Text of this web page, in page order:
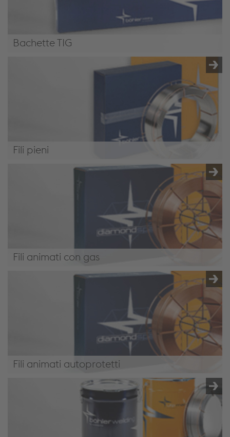
Bachette TIG
Fili pieni
Fili animati con gas
Fili animati con gas
Fili animati autoprotetti
Fili animati autoprotetti